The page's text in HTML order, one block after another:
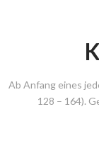
Ab Anfang eines
128 – 164).